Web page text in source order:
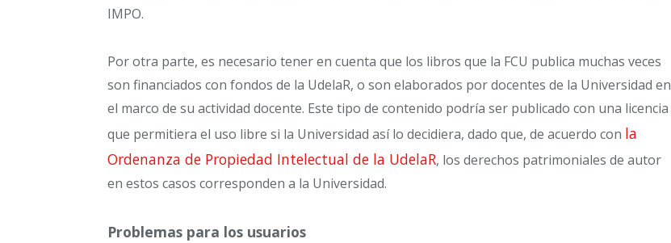
IMPO.
Por otra parte, es necesario tener en cuenta que los libros que la FCU publica muchas veces
son financiados con fondos de la UdelaR, o son elaborados por docentes de la Universidad en
el marco de su actividad docente. Este tipo de contenido podría ser publicado con una licencia
que permitiera el uso libre si la Universidad así lo decidiera, dado que, de acuerdo con la
Ordenanza de Propiedad Intelectual de la UdelaR, los derechos patrimoniales de autor
en estos casos corresponden a la Universidad.
Problemas para los usuarios